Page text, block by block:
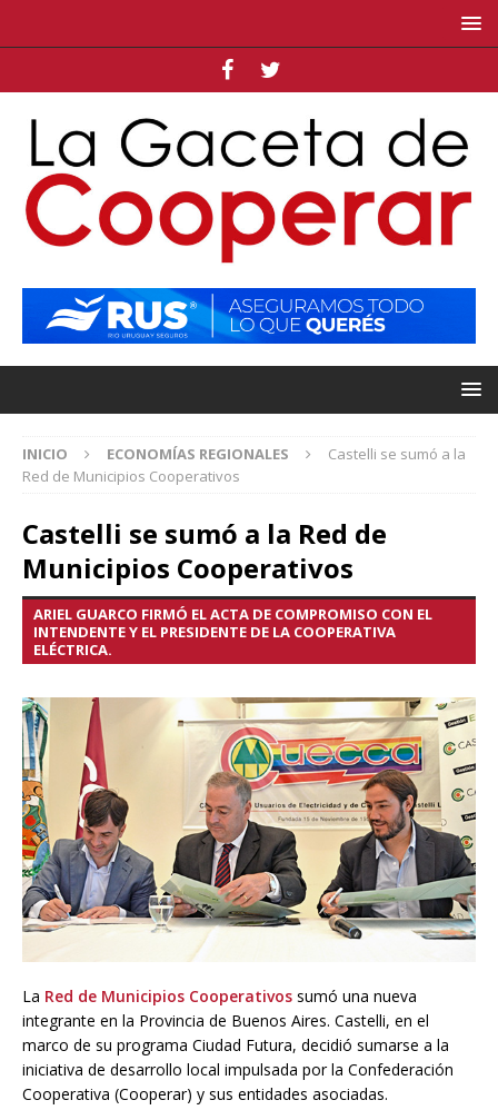
INICIO ECONOMÍAS REGIONALES
Castelli se sumó a la
Red de Municipios Cooperativos
Castelli se sumó a la Red de
Municipios Cooperativos
ARIEL GUARCO FIRMÓ EL ACTA DE COMPROMISO CON EL
INTENDENTE Y EL PRESIDENTE DE LA COOPERATIVA
ELÉCTRICA.
La Red de Municipios Cooperativos sumó una nueva
integrante en la Provincia de Buenos Aires. Castelli, en el
marco de su programa Ciudad Futura, decidió sumarse a la
iniciativa de desarrollo local impulsada por la Confederación
Cooperativa (Cooperar) y sus entidades asociadas.